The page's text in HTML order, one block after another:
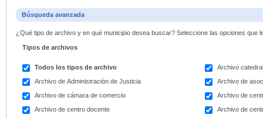
Búsqueda avanzada
¿Qué tipo de archivo y en qué municipio desea buscar? Seleccione las opciones que
Tipos de archivos
Todos los tipos de archivo
Archivo
Archivo de Administración de Justicia
Archivo de
Archivo de cámara de comercio
Archivo de
Archivo de centro docente
Archivo de